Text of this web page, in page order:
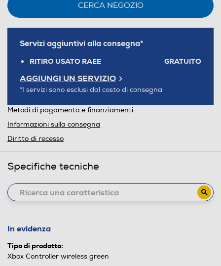
CERCA NEGOZIO
Servizi aggiuntivi alla consegna*
RITIRO USATO RAEE GRATUITO
AGGIUNGI UN SERVIZIO
*I servizi sono esclusi dal costo di consegna
Metodi di pagamento e finanziamenti
Informazioni sulla consegna
Diritto di recesso
Specifiche tecniche
In evidenza
Tipo di prodotto:
Xbox Controller wireless green